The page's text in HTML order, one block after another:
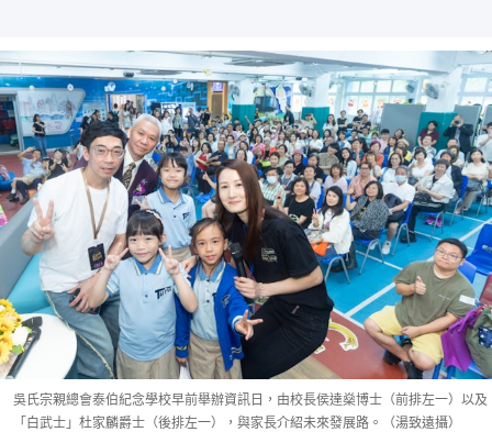
吳⽒宗親總會泰伯紀念學校早前舉辦資訊日，由校長侯達燊博⼠（前排左⼀）以及
「白武⼠」杜家麟爵⼠（後排左⼀），與家長介紹未來發展路。（湯致遠攝）